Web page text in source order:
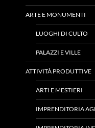
ARTE E MONUMENTI
LUOGHI DI CULTO
PALAZZI E VILLE
ATTIVITÀ PRODUTTIVE
ARTI E MESTIERI
IMPRENDITORIA